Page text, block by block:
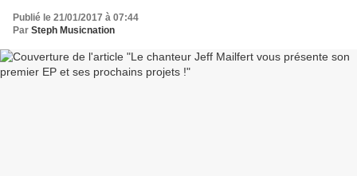
Publié le 21/01/2017 à 07:44
Par Steph Musicnation